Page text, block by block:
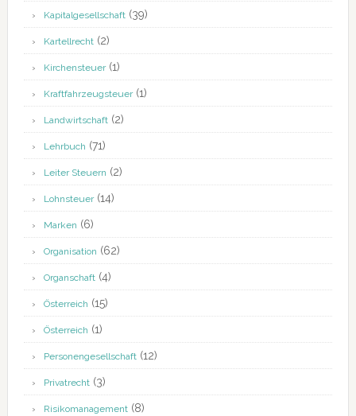
Kapitalgesellschaft(39)
Kartellrecht(2)
Kirchensteuer(1)
Kraftfahrzeugsteuer(1)
Landwirtschaft(2)
Lehrbuch (71)
Leiter Steuern (2)
Lohnsteuer(14)
Marken (6)
Organisation (62)
Organschaft(4)
Österreich (15)
Österreich (1)
Personengesellschaft(12)
Privatrecht(3)
Risikomanagement(8)